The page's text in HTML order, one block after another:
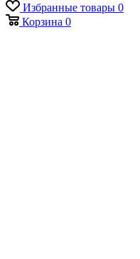
Избранные товары 0
Корзина 0